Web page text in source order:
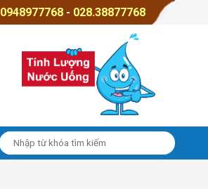
0948977768 - 028.38877768